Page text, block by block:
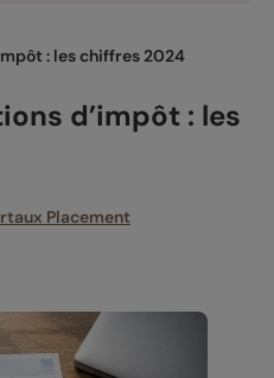
: les chiffres 2024
d’impôt : les
Placement